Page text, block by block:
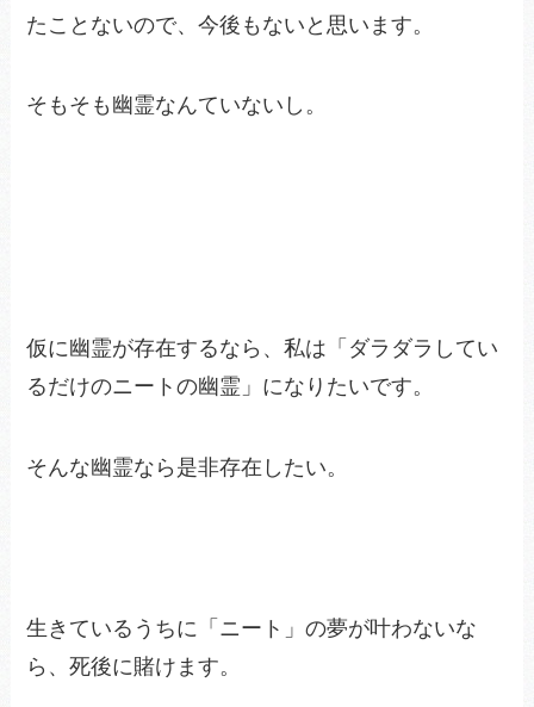
たことないので、今後もないと思います。
そもそも幽霊なんていないし。
仮に幽霊が存在するなら、私は「ダラダラしてい
るだけのニートの幽霊」になりたいです。
そんな幽霊なら是非存在したい。
生きているうちに「ニート」の夢が叶わないな
ら、死後に賭けます。